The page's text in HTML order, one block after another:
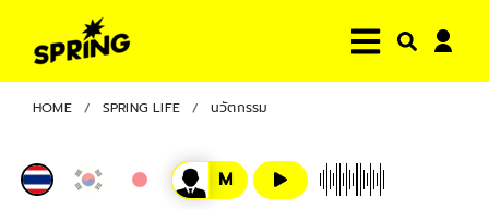
HOME SPRING LIFE นวัตกรรม